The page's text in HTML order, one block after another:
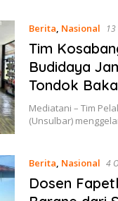
Berita, Nasional
Tim
Budidaya
Tondok
Mediatani – Tim
(Unsulbar)
Berita, Nasional 4
Dosen